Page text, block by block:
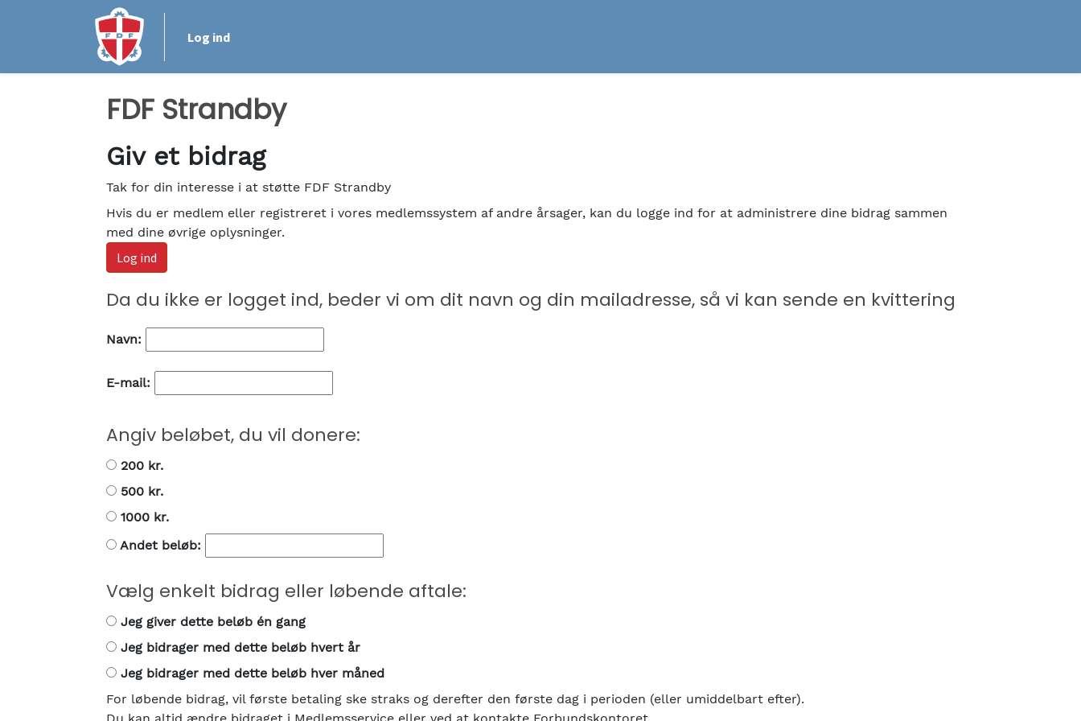
Log ind
FDF Strandby
Giv et bidrag
Tak for din interesse i at støtte FDF Strandby
Hvis du er medlem eller registreret i vores medlemssystem af andre årsager, kan du logge ind for at administrere dine bidrag sammen
med dine øvrige oplysninger.
Log ind
Da du ikke er logget ind, beder vi om dit navn og din mailadresse, så vi kan sende en kvittering
Navn:
E-mail:
Angiv beløbet, du vil donere:
200 kr.
500 kr.
1000 kr.
Andet beløb:
Vælg enkelt bidrag eller løbende aftale:
Jeg giver dette beløb én gang
Jeg bidrager med dette beløb hvert år
Jeg bidrager med dette beløb hver måned
For løbende bidrag, vil første betaling ske straks og derefter den første dag i perioden (eller umiddelbart efter).